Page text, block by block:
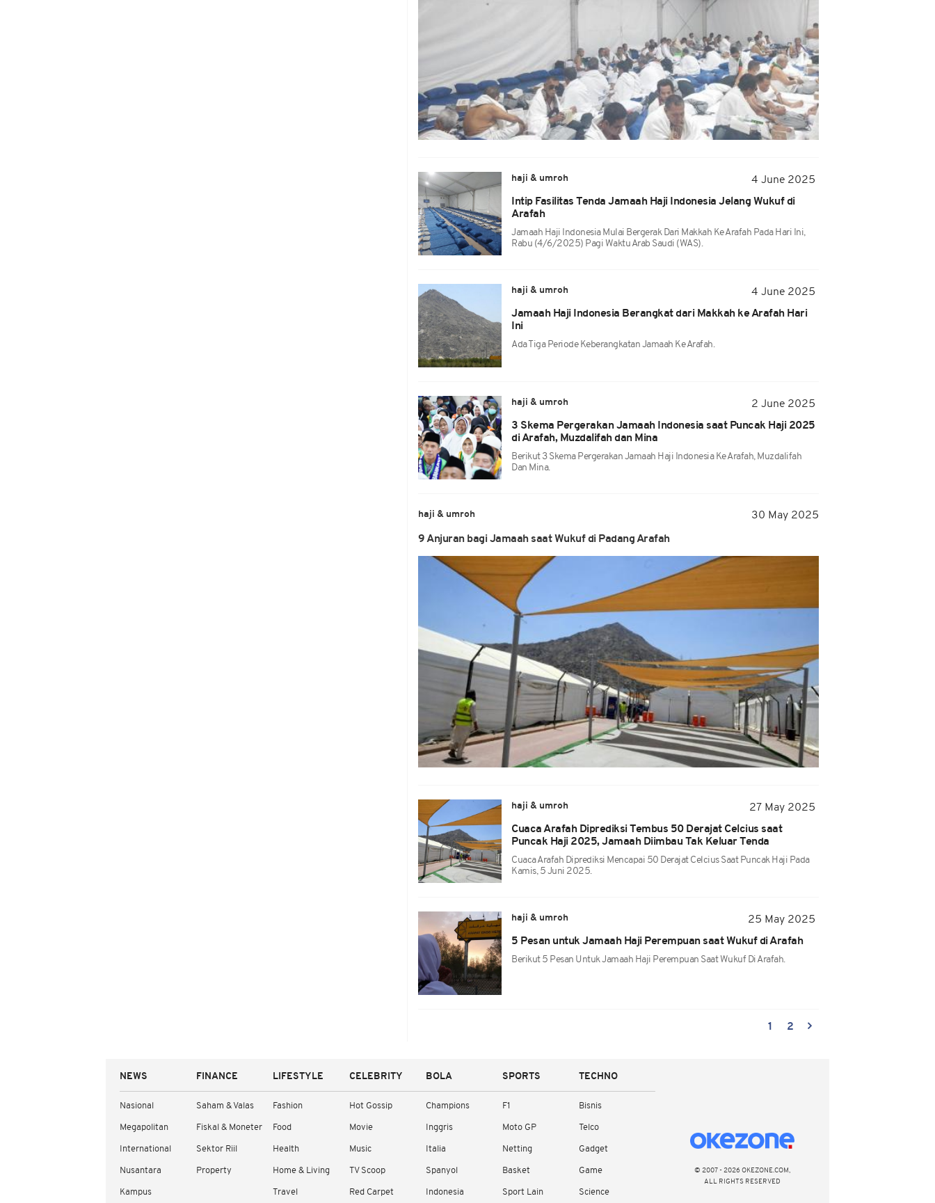
haji & umroh
4 June 2025
Intip Fasilitas Tenda Jamaah Haji Indonesia Jelang Wukuf di
Arafah
Jamaah Haji Indonesia Mulai Bergerak Dari Makkah Ke Arafah Pada Hari Ini,
Rabu (4/6/2025) Pagi Waktu Arab Saudi (WAS).
haji & umroh
4 June 2025
Jamaah Haji Indonesia Berangkat dari Makkah ke Arafah Hari
Ini
Ada Tiga Periode Keberangkatan Jamaah Ke Arafah.
haji & umroh
2 June 2025
3 Skema Pergerakan Jamaah Indonesia saat Puncak Haji 2025
di Arafah, Muzdalifah dan Mina
Berikut 3 Skema Pergerakan Jamaah Haji Indonesia Ke Arafah, Muzdalifah
Dan Mina.
haji & umroh 30 May 2025
9 Anjuran bagi Jamaah saat Wukuf di Padang Arafah
haji & umroh
27 May 2025
Cuaca Arafah Diprediksi Tembus 50 Derajat Celcius saat
Puncak Haji 2025, Jamaah Diimbau Tak Keluar Tenda
Cuaca Arafah Diprediksi Mencapai 50 Derajat Celcius Saat Puncak Haji Pada
Kamis, 5 Juni 2025.
haji & umroh
25 May 2025
5 Pesan untuk Jamaah Haji Perempuan saat Wukuf di Arafah
Berikut 5 Pesan Untuk Jamaah Haji Perempuan Saat Wukuf Di Arafah.
1 2
NEWS
Nasional
Megapolitan
International
Nusantara
Kampus
FINANCE
Saham & Valas
Fiskal & Moneter
Sektor Riil
Property
LIFESTYLE
Fashion
Food
Health
Home & Living
Travel
CELEBRITY
Hot Gossip
Movie
Music
TV Scoop
Red Carpet
BOLA
Champions
Inggris
Italia
Spanyol
Indonesia
SPORTS
F1
Moto GP
Netting
Basket
Sport Lain
TECHNO
Bisnis
Telco
Gadget
Game
Science
© 2007 - 2026 OKEZONE.COM,
ALL RIGHTS RESERVED